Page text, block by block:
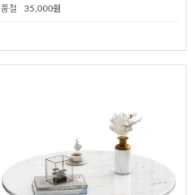
품절
35,000원